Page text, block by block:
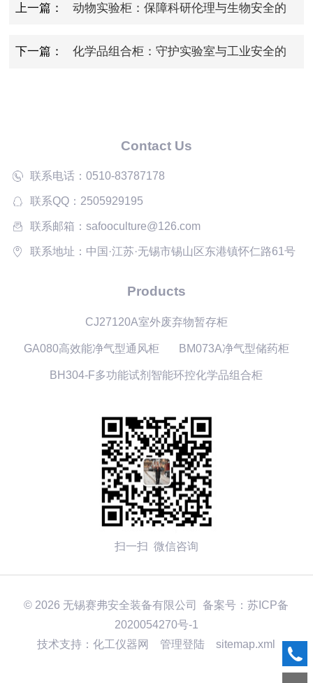
上一篇： 动物实验柜：保障科研伦理与生物安全的
下一篇： 化学品组合柜：守护实验室与工业安全的
Contact Us
联系电话：0510-83787178
联系QQ：2505929195
联系邮箱：safooculture@126.com
联系地址：中国·江苏·无锡市锡山区东港镇怀仁路61号
Products
CJ27120A室外废弃物暂存柜
GA080高效能净气型通风柜 BM073A净气型储药柜
BH304-F多功能试剂智能环控化学品组合柜
扫一扫 微信咨询
© 2026 无锡赛弗安全装备有限公司 备案号：苏ICP备
2020054270号-1
技术支持：化工仪器网 管理登陆 sitemap.xml